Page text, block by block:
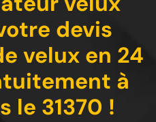
devis
velux en 24
à
le 31370 !